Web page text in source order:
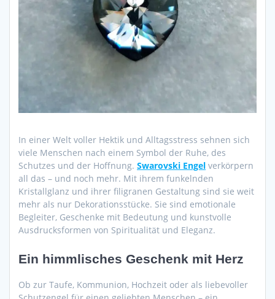
In einer Welt voller Hektik und Alltagsstress sehnen sich
viele Menschen nach einem Symbol der Ruhe, des
Schutzes und der Hoffnung. Swarovski Engel verkörpern
all das – und noch mehr. Mit ihrem funkelnden
Kristallglanz und ihrer filigranen Gestaltung sind sie weit
mehr als nur Dekorationsstücke. Sie sind emotionale
Begleiter, Geschenke mit Bedeutung und kunstvolle
Ausdrucksformen von Spiritualität und Eleganz.
Ein himmlisches Geschenk mit Herz
Ob zur Taufe, Kommunion, Hochzeit oder als liebevoller